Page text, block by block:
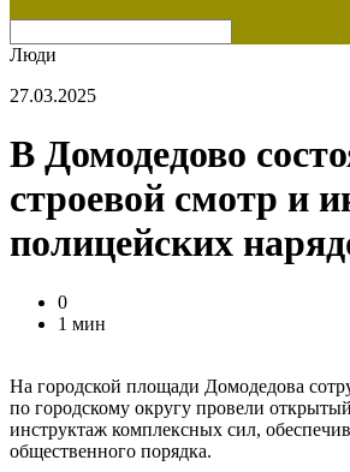
Люди
27.03.2025
В Домодедово
строевой смотр и
полицейских
0
1 мин
На городской площади Домодедова
по городскому округу провели
инструктаж комплексных сил,
общественного порядка.